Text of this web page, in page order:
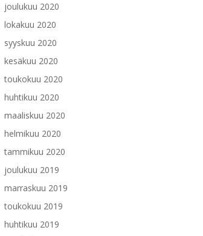
joulukuu 2020
lokakuu 2020
syyskuu 2020
kesäkuu 2020
toukokuu 2020
huhtikuu 2020
maaliskuu 2020
helmikuu 2020
tammikuu 2020
joulukuu 2019
marraskuu 2019
toukokuu 2019
huhtikuu 2019